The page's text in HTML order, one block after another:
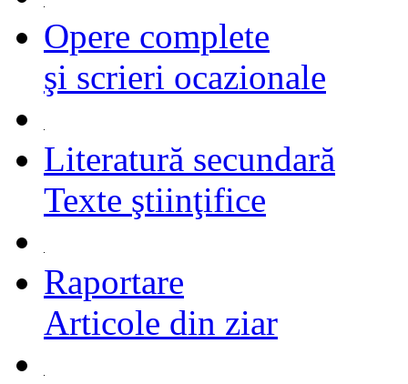
Opere complete
şi scrieri ocazionale
Literatură secundară
Texte ştiinţifice
Raportare
Articole din ziar